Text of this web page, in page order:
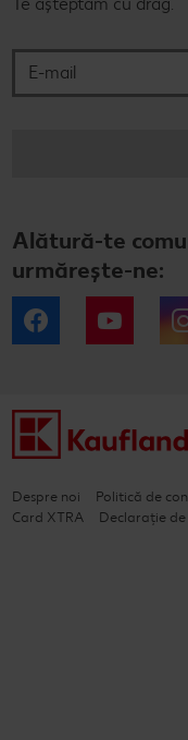
Te așteptam cu drag.
Alătură-te
urmărește-ne:
Facebook
Despre noi Politică de
Card XTRA
Declarație